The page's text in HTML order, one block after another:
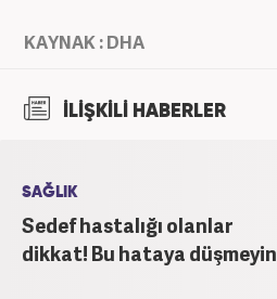
KAYNAK : DHA
İLİŞKİLİ HABERLER
SAĞLIK
Sedef hastalığı olanlar
dikkat! Bu hataya düşmeyin